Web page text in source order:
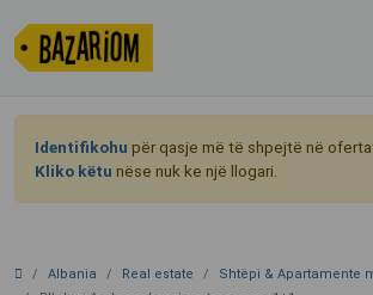
Identifikohu për qasje më të shpejtë në
Kliko këtu nëse nuk ke një llogari.
Albania Real estate
Shtëpi & Apartamente